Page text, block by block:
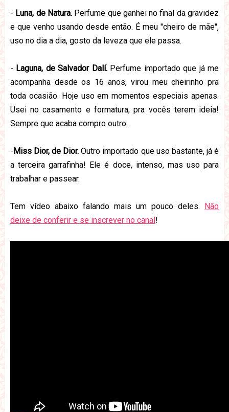
- Luna, de Natura.Perfume que ganhei no final da gravidez
e que venho usando desde então. É meu "cheiro de mãe",
uso no dia a dia, gosto da leveza que ele passa.
- Laguna, de Salvador Dalí.Perfume importado que já me
acompanha desde os 16 anos, virou meu cheirinho pra
toda ocasião. Hoje uso em momentos especiais apenas.
Usei no casamento e formatura, pra vocês terem ideia!
Sempre que acaba compro outro.
- Miss Dior, de Dior. Outro importado que uso bastante, já é
a terceira garrafinha! Ele é doce, intenso, mas uso para
trabalhar e passear.
Tem vídeo abaixo falando mais um pouco deles.
Não
deixe de conferir e se inscrever no canal !